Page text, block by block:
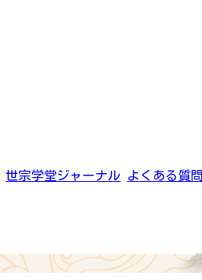
世宗学堂ジャーナル よくある質問